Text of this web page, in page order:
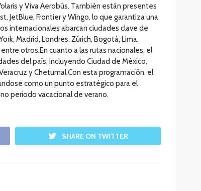
y Viva Aerobús. También están presentes
JetBlue, Frontier y Wingo, lo que garantiza una
internacionales abarcan ciudades clave de
Madrid, Londres, Zúrich, Bogotá, Lima,
otros.En cuanto a las rutas nacionales, el
del país, incluyendo Ciudad de México,
y Chetumal.Con esta programación, el
como un punto estratégico para el
periodo vacacional de verano.
SHARE ON TWITTER